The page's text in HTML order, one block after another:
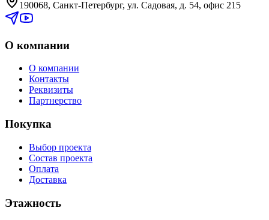
190068, Санкт-Петербург, ул. Садовая, д. 54, офис 215
О компании
О компании
Контакты
Реквизиты
Партнерство
Покупка
Выбор проекта
Состав проекта
Оплата
Доставка
Этажность